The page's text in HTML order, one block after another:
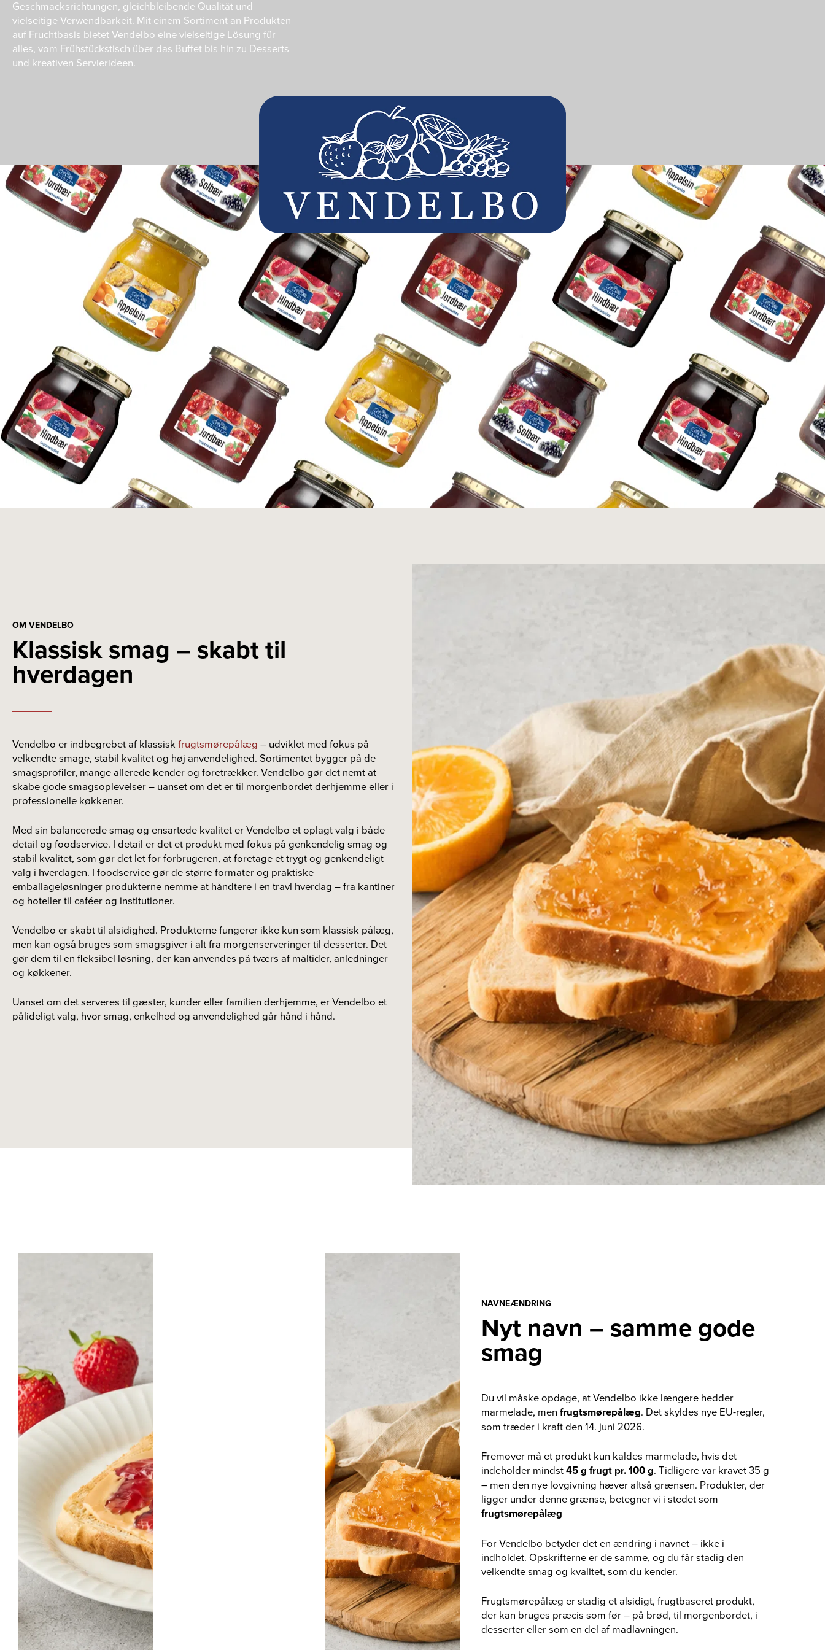
Geschmacksrichtungen, gleichbleibende Qualität und
vielseitige Verwendbarkeit. Mit einem Sortiment an Produkten
auf Fruchtbasis bietet Vendelbo eine vielseitige Lösung für
alles, vom Frühstückstisch über das Buffet bis hin zu Desserts
und kreativen Servierideen.
OM VENDELBO
Klassisk smag – skabt til
hverdagen
Vendelbo er indbegrebet af klassisk frugtsmørepålæg – udviklet med fokus på
velkendte smage, stabil kvalitet og høj anvendelighed. Sortimentet bygger på de
smagsprofiler, mange allerede kender og foretrækker. Vendelbo gør det nemt at
skabe gode smagsoplevelser – uanset om det er til morgenbordet derhjemme eller i
professionelle køkkener.
Med sin balancerede smag og ensartede kvalitet er Vendelbo et oplagt valg i både
detail og foodservice. I detail er det et produkt med fokus på genkendelig smag og
stabil kvalitet, som gør det let for forbrugeren, at foretage et trygt og genkendeligt
valg i hverdagen. I foodservice gør de større formater og praktiske
emballageløsninger produkterne nemme at håndtere i en travl hverdag – fra kantiner
og hoteller til caféer og institutioner.
Vendelbo er skabt til alsidighed. Produkterne fungerer ikke kun som klassisk pålæg,
men kan også bruges som smagsgiver i alt fra morgenserveringer til desserter. Det
gør dem til en fleksibel løsning, der kan anvendes på tværs af måltider, anledninger
og køkkener.
Uanset om det serveres til gæster, kunder eller familien derhjemme, er Vendelbo et
pålideligt valg, hvor smag, enkelhed og anvendelighed går hånd i hånd.
NAVNEÆNDRING
Nyt navn – samme gode
smag
Du vil måske opdage, at Vendelbo ikke længere hedder
marmelade, menfrugtsmørepålæg. Det skyldes nye EU-regler,
som træder i kraft den 14. juni 2026.
Fremover må et produkt kun kaldes marmelade, hvis det
indeholder mindst45 g frugt pr. 100 g. Tidligere var kravet 35 g
– men den nye lovgivning hæver altså grænsen. Produkter, der
ligger under denne grænse, betegner vi i stedet som
frugtsmørepålæg
For Vendelbo betyder det en ændring i navnet – ikke i
indholdet. Opskrifterne er de samme, og du får stadig den
velkendte smag og kvalitet, som du kender.
Frugtsmørepålæg er stadig et alsidigt, frugtbaseret produkt,
der kan bruges præcis som før – på brød, til morgenbordet, i
desserter eller som en del af madlavningen.